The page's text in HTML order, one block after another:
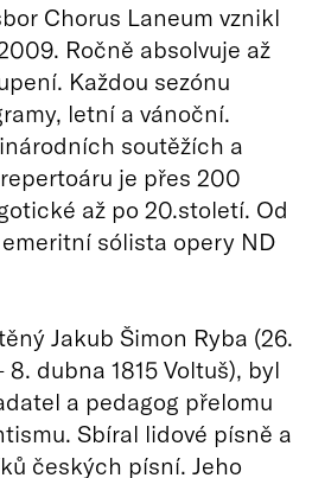
Chorus Laneum vznikl
Ročně absolvuje až
Každou sezónu
letní a vánoční.
soutěžích a
je přes 200
až po 20.století. Od
sólista opery ND
Jakub Šimon Ryba (26.
8. dubna 1815 Voltuš), byl
a pedagog přelomu
Sbíral lidové písně a
českých písní. Jeho